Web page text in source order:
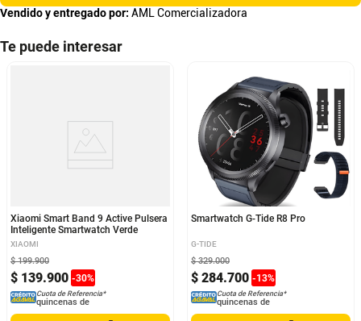
Vendido y entregado por: AML Comercializadora
Te puede interesar
Xiaomi Smart Band 9 Active Pulsera
Inteligente Smartwatch Verde
XIAOMI
$ 139.900 -30%
$ 199.900
Cuota de Referencia*
quincenas de
Smartwatch G-Tide R8 Pro
G-TIDE
$ 284.700 -13%
$ 329.000
Cuota de Referencia*
quincenas de